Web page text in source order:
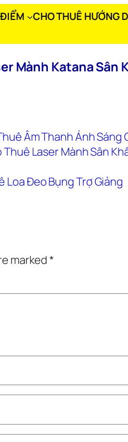
CHO THUÊ HƯỚNG
Mành Katana Sân
Âm Thanh Ánh Sáng
Thuê Laser Mành Sân
Loa Đeo Bụng Trợ Giảng
marked*